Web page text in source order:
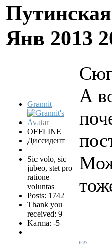
Янв 2013
Grannit
OFFLINE
Диссидент
Sic volo, sic
jubeo, stet pro
ratione
voluntas
Posts: 1742
Thank you
received: 9
Karma: -5
А